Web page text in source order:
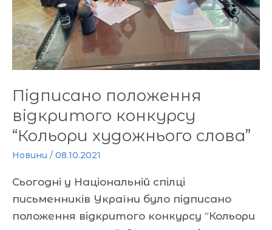
Підписано положення
відкритого конкурсу
“Кольори xудожнього слова”
Новини / 08.10.2021
Сьогодні у Національній спілці
письменників України було підписано
положення відкритого конкурсу “Кольори